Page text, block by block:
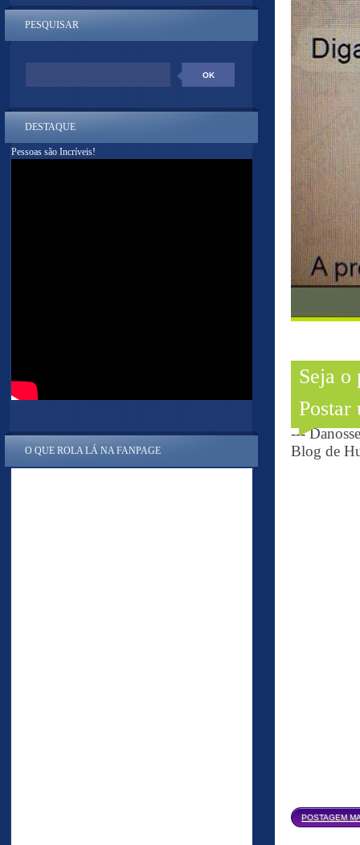
Seja o
Postar
---
Blog de
POSTAGEM
PESQUISAR
DESTAQUE
Pessoas são Incríveis!
O QUE ROLA LÁ NA FANPAGE